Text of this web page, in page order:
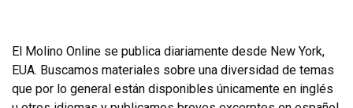
El Molino Online se publica diariamente desde New York,
EUA. Buscamos materiales sobre una diversidad de temas
que por lo general están disponibles únicamente en inglés